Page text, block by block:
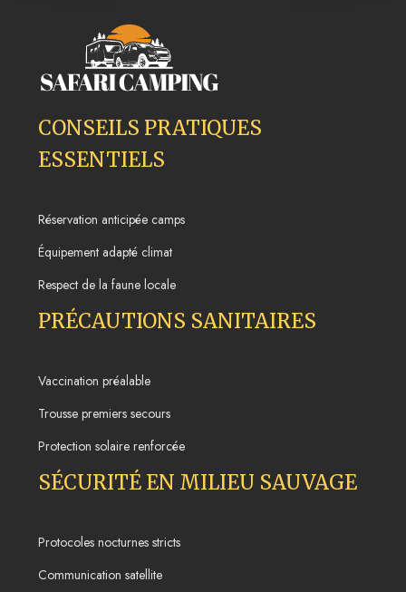
CONSEILS PRATIQUES
ESSENTIELS
Réservation anticipée camps
Équipement adapté climat
Respect de la faune locale
PRÉCAUTIONS SANITAIRES
Vaccination préalable
Trousse premiers secours
Protection solaire renforcée
SÉCURITÉ EN MILIEU SAUVAGE
Protocoles nocturnes stricts
Communication satellite